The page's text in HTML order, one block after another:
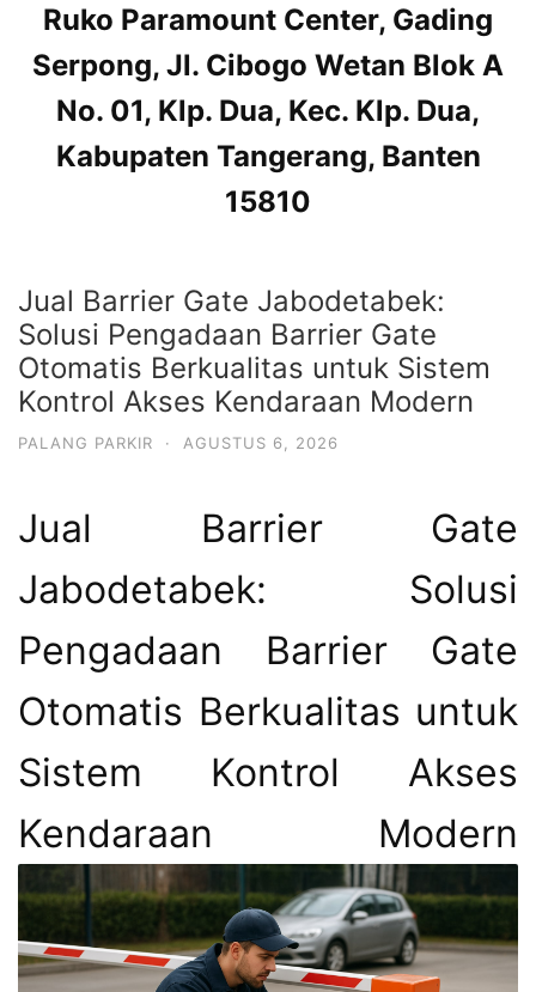
Ruko Paramount Center, Gading
Serpong, Jl. Cibogo Wetan Blok A
No. 01, Klp. Dua, Kec. Klp. Dua,
Kabupaten Tangerang, Banten
15810
Jual Barrier Gate Jabodetabek:
Solusi Pengadaan Barrier Gate
Otomatis Berkualitas untuk Sistem
Kontrol Akses Kendaraan Modern
PALANG PARKIR · AGUSTUS 6, 2026
Jual Barrier Gate
Jabodetabek: Solusi
Pengadaan Barrier Gate
Otomatis Berkualitas untuk
Sistem Kontrol Akses
Kendaraan Modern